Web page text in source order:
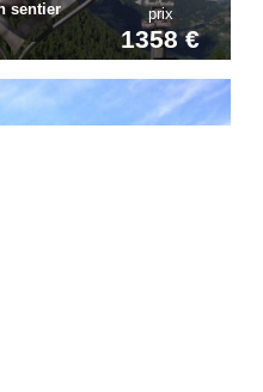
sentier
prix
1358 €